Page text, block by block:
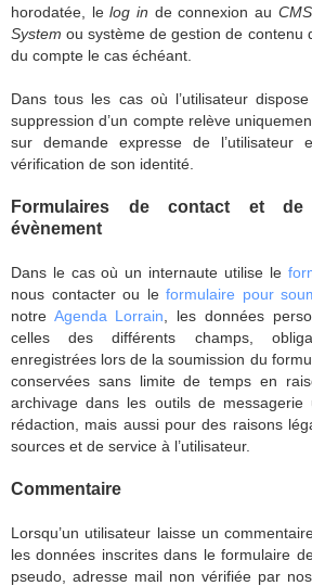
horodatée, lelog in de connexion au CMS
System ou système de gestion de contenu
du compte le cas échéant.
Dans tous les cas où l’utilisateur
suppression d’un compte relève
sur demande expresse de
vérification de son identité.
Formulaires de contact et de
évènement
Dans le cas où un internaute utilise le
nous contacter ou leformulaire pour
notre Agenda Lorrain , les données
celles des différents champs,
enregistrées lors de la soumission du
conservées sans limite de temps en
archivage dans les outils de messagerie
rédaction, mais aussi pour des raisons
sources et de service à l’utilisateur.
Commentaire
Lorsqu’un utilisateur laisse un
les données inscrites dans le formulaire
pseudo, adresse mail non vérifiée par